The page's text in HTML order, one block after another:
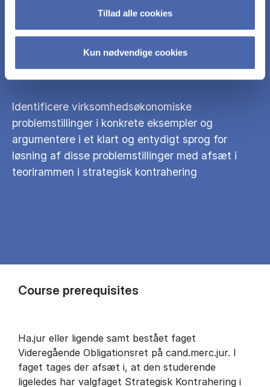
Tillad alle cookies
Kun nødvendige cookies
forstå betydningen af kontrakten i et
værdikædeperspektiv, både ud fra den juridiske
kontekst og den økonomiske teori
Identificere virksomhedsøkonomiske
problemstillinger i konkrete eksempler og
argumentere i et klart og entydigt sprog for
løsning af disse problemstillinger med afsæt i
teorirammen i strategisk kontrahering
Course prerequisites
Ha.jur eller ligende samt bestået faget
Videregående Obligationsret på cand.merc.jur. I
faget tages der afsæt i, at den studerende
ligeledes har valgfaget Strategisk Kontrahering i